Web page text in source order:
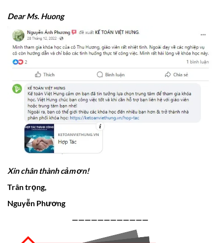
Dear Ms. Huong
Xin chân thành cảm ơn!
Trân trọng,
Nguyễn Phương
————————————